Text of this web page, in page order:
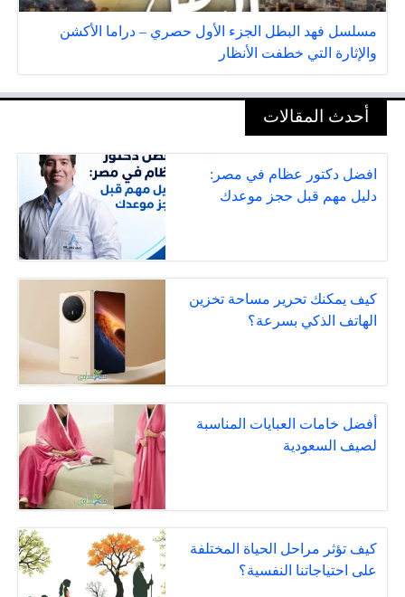
مسلسل فهد البطل الجزء الأول حصري – دراما الأكشن
والإثارة التي خطفت الأنظار
أحدث المقالات
افضل دكتور عظام في مصر:
دليل مهم قبل حجز موعدك
كيف يمكنك تحرير مساحة تخزين
الهاتف الذكي بسرعة؟
أفضل خامات العبايات المناسبة
لصيف السعودية
كيف تؤثر مراحل الحياة المختلفة
على احتياجاتنا النفسية؟